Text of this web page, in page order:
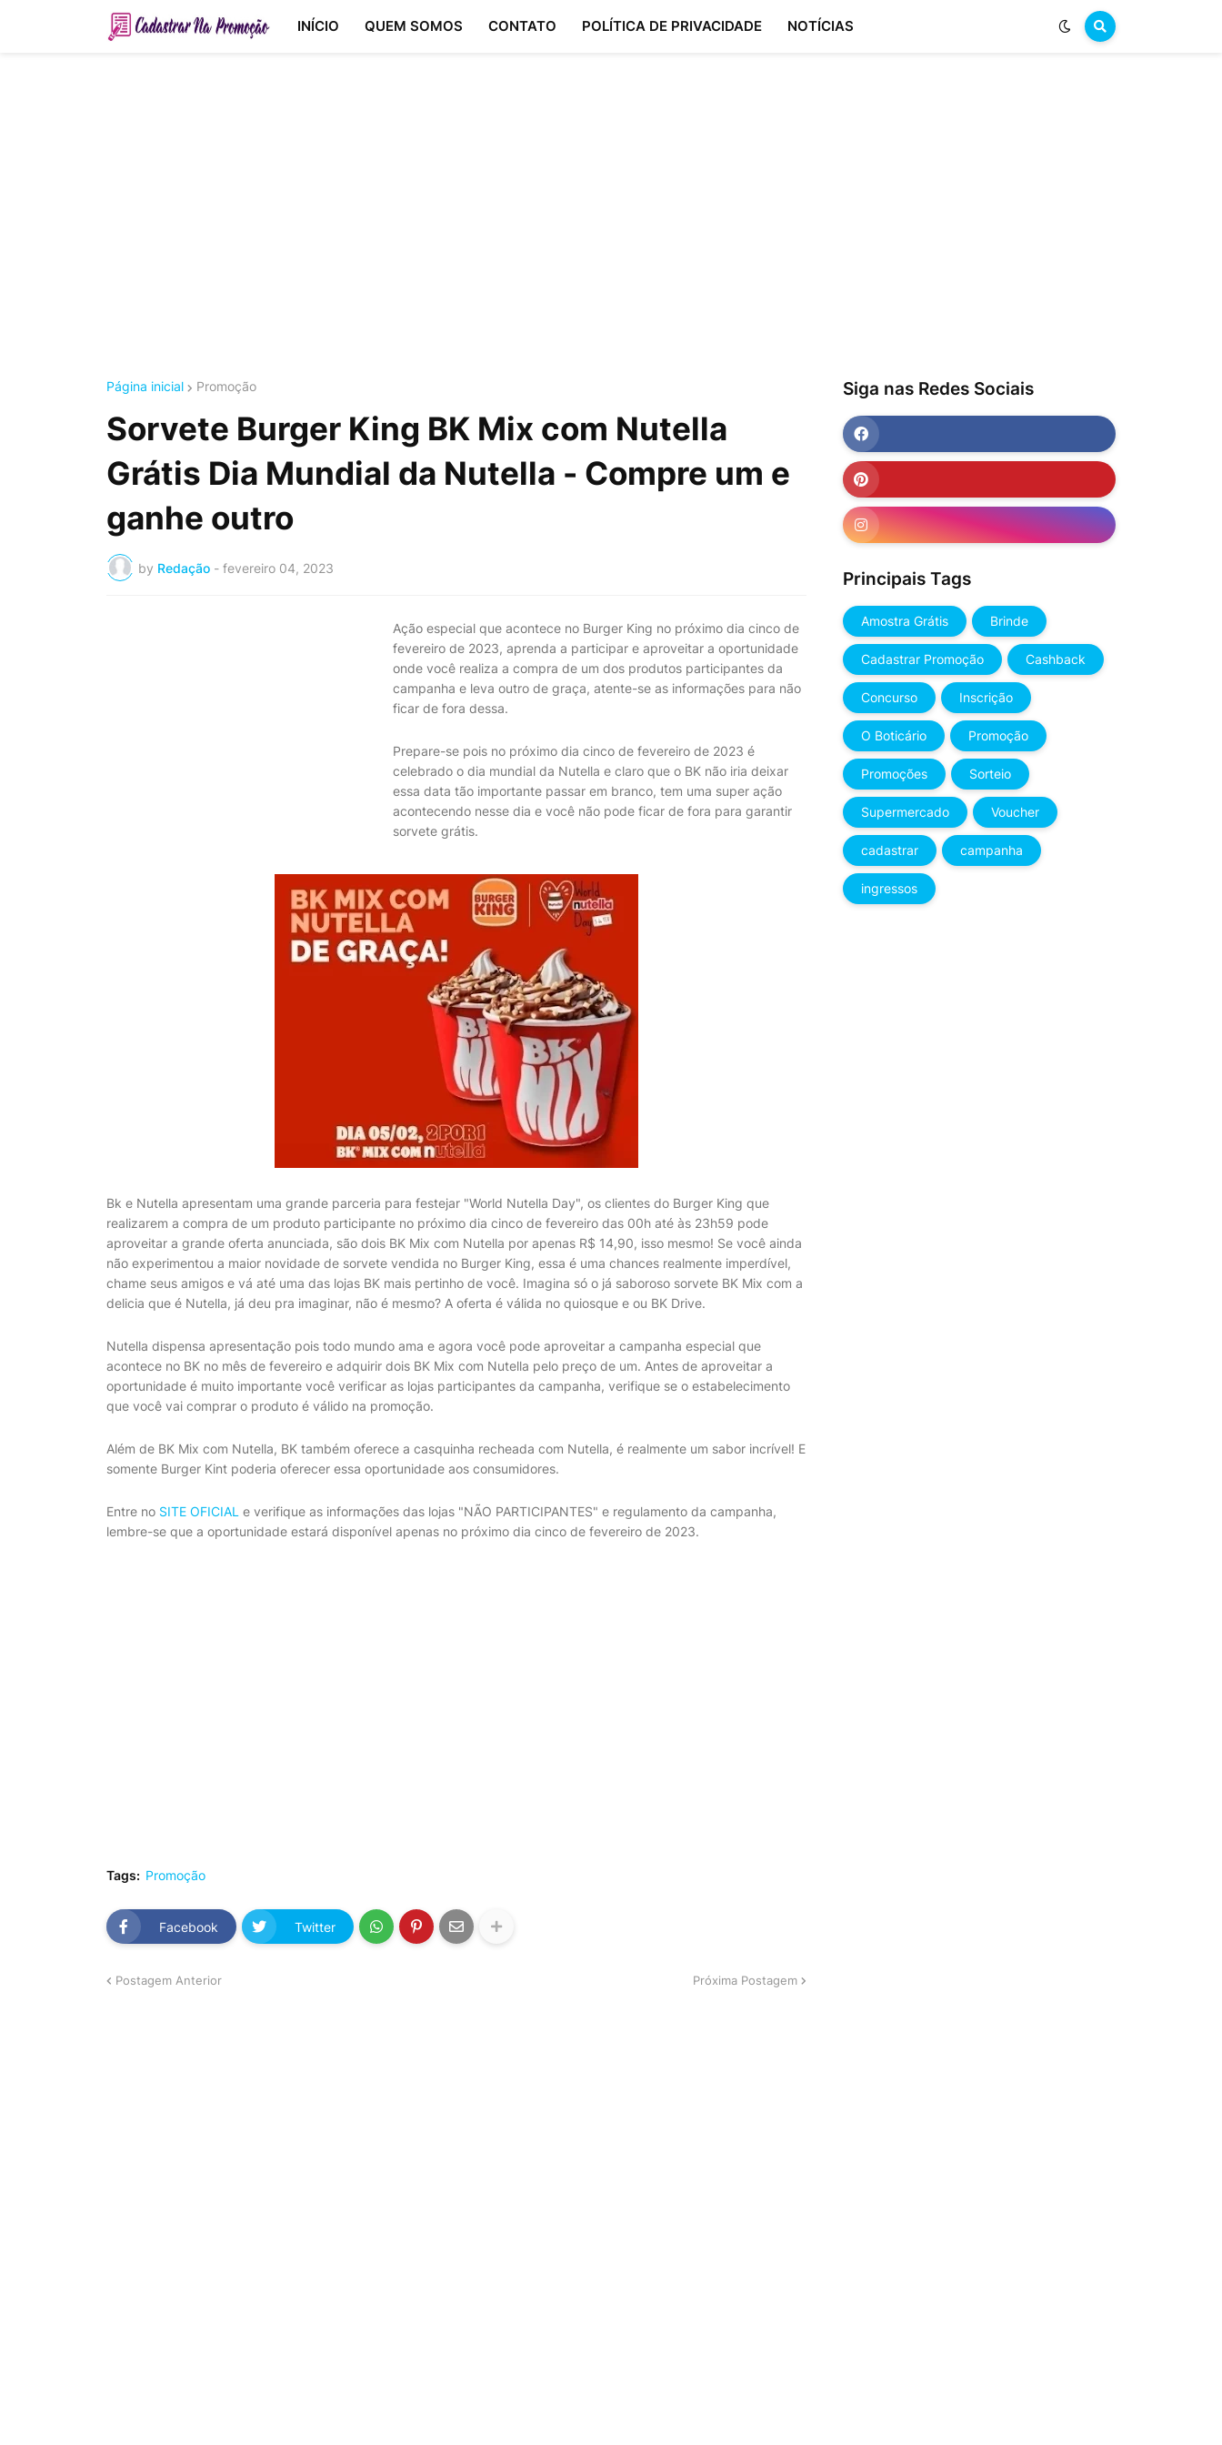
INÍCIO QUEM SOMOS CONTATO POLÍTICA DE PRIVACIDADE NOTÍCIAS
Página inicial Promoção
Sorvete Burger King BK Mix com Nutella
Grátis Dia Mundial da Nutella - Compre um e
ganhe outro
by Redação - fevereiro 04, 2023
Ação especial que acontece no Burger King no próximo dia cinco de
fevereiro de 2023, aprenda a participar e aproveitar a oportunidade
onde você realiza a compra de um dos produtos participantes da
campanha e leva outro de graça, atente-se as informações para não
ficar de fora dessa.
Prepare-se pois no próximo dia cinco de fevereiro de 2023 é
celebrado o dia mundial da Nutella e claro que o BK não iria deixar
essa data tão importante passar em branco, tem uma super ação
acontecendo nesse dia e você não pode ficar de fora para garantir
sorvete grátis.
Bk e Nutella apresentam uma grande parceria para festejar "World Nutella Day", os clientes do Burger King que
realizarem a compra de um produto participante no próximo dia cinco de fevereiro das 00h até às 23h59 pode
aproveitar a grande oferta anunciada, são dois BK Mix com Nutella por apenas R$ 14,90, isso mesmo! Se você ainda
não experimentou a maior novidade de sorvete vendida no Burger King, essa é uma chances realmente imperdível,
chame seus amigos e vá até uma das lojas BK mais pertinho de você. Imagina só o já saboroso sorvete BK Mix com a
delicia que é Nutella, já deu pra imaginar, não é mesmo? A oferta é válida no quiosque e ou BK Drive.
Nutella dispensa apresentação pois todo mundo ama e agora você pode aproveitar a campanha especial que
acontece no BK no mês de fevereiro e adquirir dois BK Mix com Nutella pelo preço de um. Antes de aproveitar a
oportunidade é muito importante você verificar as lojas participantes da campanha, verifique se o estabelecimento
que você vai comprar o produto é válido na promoção.
Além de BK Mix com Nutella, BK também oferece a casquinha recheada com Nutella, é realmente um sabor incrível! E
somente Burger Kint poderia oferecer essa oportunidade aos consumidores.
Entre no SITE OFICIAL e verifique as informações das lojas "NÃO PARTICIPANTES" e regulamento da campanha,
lembre-se que a oportunidade estará disponível apenas no próximo dia cinco de fevereiro de 2023.
Tags: Promoção
Facebook Twitter
Postagem Anterior Próxima Postagem
Siga nas Redes Sociais
Principais Tags
Amostra Grátis Brinde
Cadastrar Promoção Cashback
Concurso Inscrição
O Boticário Promoção
Promoções Sorteio
Supermercado Voucher
cadastrar campanha
ingressos